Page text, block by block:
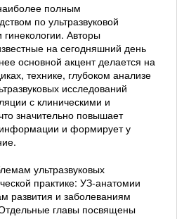
полным
по ультразвуковой
гинекологии. Авторы
на сегодняшний день
основной акцент делается на
технике, глубоком анализе
исследований
с клиническими и
значительно повышает
информации и формирует у
ультразвуковых
практике: УЗ-анатомии
развития и заболеваниям
главы посвящены